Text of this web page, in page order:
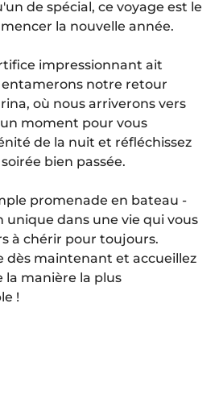
de spécial, ce voyage est le
la nouvelle année.
impressionnant ait
entamerons notre retour
où nous arriverons vers
un moment pour vous
de la nuit et réfléchissez
bien passée.
promenade en bateau -
unique dans une vie qui vous
à chérir pour toujours.
dès maintenant et accueillez
la manière la plus
!